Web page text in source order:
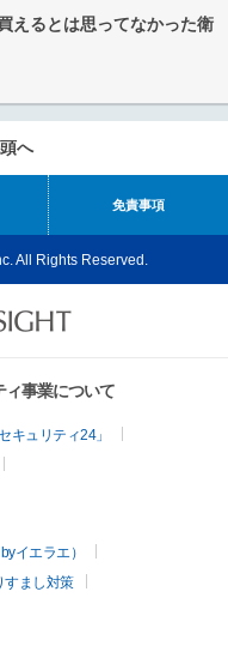
えるとは思ってなかった衛
へ
免責事項
All Rights Reserved.
ィ事業について
キュリティ24」
イエラエ）
すまし対策